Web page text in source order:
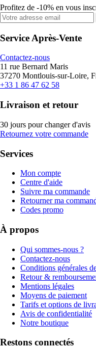
Profitez de -10% en vous
Service Après-Vente
Contactez-nous
11 rue Bernard Maris
37270 Montlouis-sur-Loire,
+33 1 86 47 62 58
Livraison et retour
30 jours pour changer d'avis
Retournez votre commande
Services
Mon compte
Centre d'aide
Suivre ma commande
Retourner ma
Codes promo
À propos
Qui sommes-nous ?
Contactez-nous
Conditions générales
Retour &
Mentions légales
Moyens de paiement
Tarifs et options de
Avis de confidentialité
Notre boutique
Restons connectés